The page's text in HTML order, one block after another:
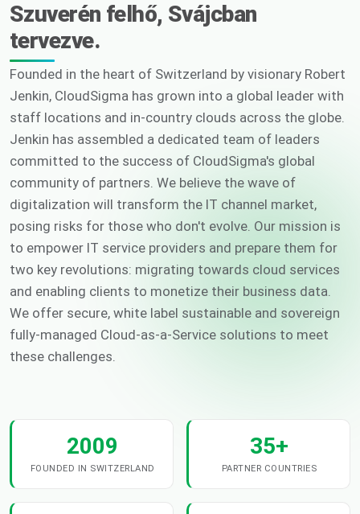
Szuverén felhő, Svájcban
tervezve.
Founded in the heart of Switzerland by visionary Robert
Jenkin, CloudSigma has grown into a global leader with
staff locations and in-country clouds across the globe.
Jenkin has assembled a dedicated team of leaders
committed to the success of CloudSigma's global
community of partners. We believe the wave of
digitalization will transform the IT channel market,
posing risks for those who don't evolve. Our mission is
to empower IT service providers and prepare them for
two key revolutions: migrating towards cloud services
and enabling clients to monetize their business data.
We offer secure, white label sustainable and sovereign
fully-managed Cloud-as-a-Service solutions to meet
these challenges.
2009
FOUNDED IN SWITZERLAND
35+
PARTNER COUNTRIES